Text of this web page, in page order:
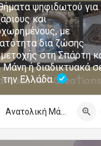
ψηφιδωτού για
και
με
δια ζώσης
στη Σπάρτη
Μάνη ή διαδικτυακά
την Ελλάδα.